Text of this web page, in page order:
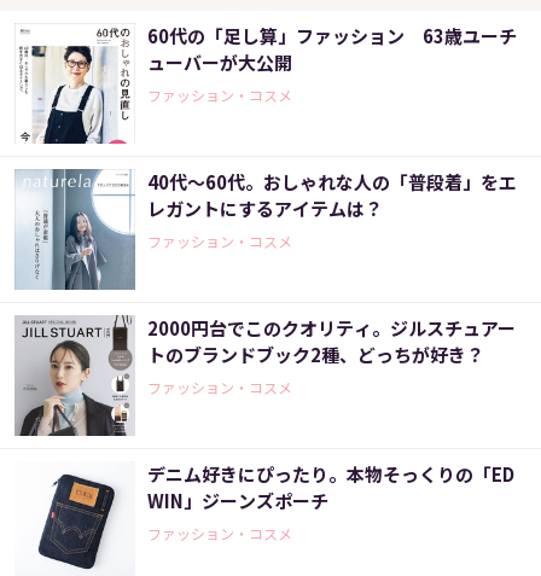
60代の「足し算」ファッション 63歳ユーチ
ューバーが大公開
ファッション・コスメ
40代～60代。おしゃれな人の「普段着」をエ
レガントにするアイテムは？
ファッション・コスメ
2000円台でこのクオリティ。ジルスチュアー
トのブランドブック2種、どっちが好き？
ファッション・コスメ
デニム好きにぴったり。本物そっくりの「ED
WIN」ジーンズポーチ
ファッション・コスメ